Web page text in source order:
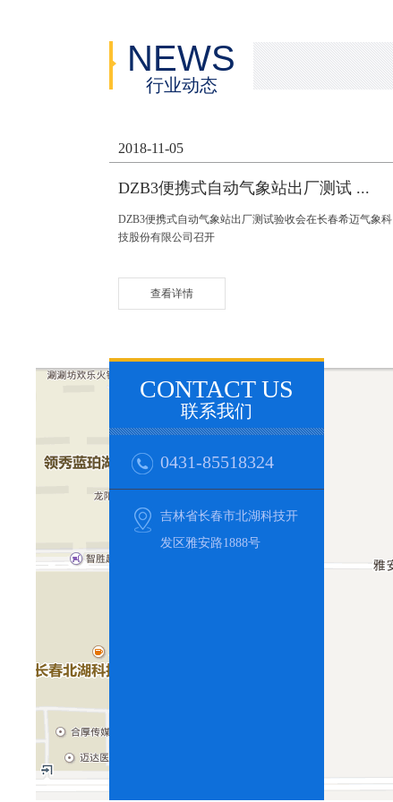
NEWS
行业动态
2018-11-05
DZB3便携式自动气象站出厂测试 ...
DZB3便携式自动气象站出厂测试验收会在长春希迈气象科
技股份有限公司召开
查看详情
CONTACT US
联系我们
0431-85518324
吉林省长春市北湖科技开
发区雅安路1888号